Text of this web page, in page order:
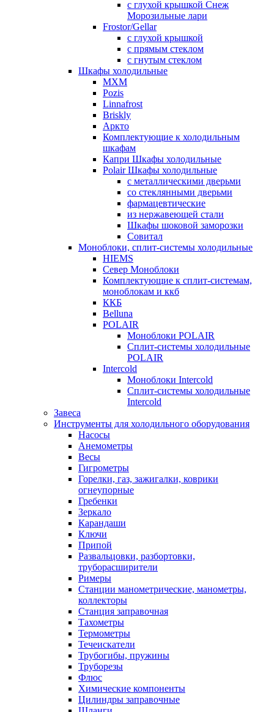
с глухой крышкой Снеж
Морозильные лари
Frostor/Gellar
с глухой крышкой
с прямым стеклом
с гнутым стеклом
Шкафы холодильные
МХМ
Pozis
Linnafrost
Briskly
Аркто
Комплектующие к холодильным
шкафам
Капри Шкафы холодильные
Polair Шкафы холодильные
с металлическими дверьми
со стеклянными дверьми
фармацевтические
из нержавеющей стали
Шкафы шоковой заморозки
Совитал
Моноблоки, сплит-системы холодильные
HIEMS
Север Моноблоки
Комплектующие к сплит-системам,
моноблокам и ккб
ККБ
Belluna
POLAIR
Моноблоки POLAIR
Сплит-системы холодильные
POLAIR
Intercold
Моноблоки Intercold
Сплит-системы холодильные
Intercold
Завеса
Инструменты для холодильного оборудования
Насосы
Анемометры
Весы
Гигрометры
Горелки, газ, зажигалки, коврики
огнеупорные
Гребенки
Зеркало
Карандаши
Ключи
Припой
Развальцовки, разбортовки,
труборасширители
Римеры
Станции манометрические, манометры,
коллекторы
Станция заправочная
Тахометры
Термометры
Течеискатели
Трубогибы, пружины
Труборезы
Флюс
Химические компоненты
Цилиндры заправочные